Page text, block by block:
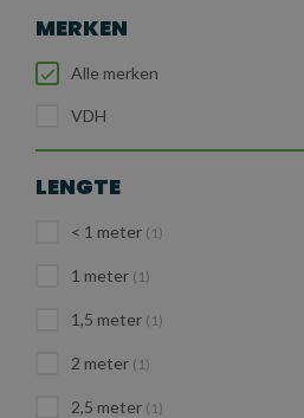
MERKEN
Alle merken
VDH
LENGTE
< 1 meter (1)
1 meter (1)
1,5 meter (1)
2 meter (1)
2,5 meter (1)